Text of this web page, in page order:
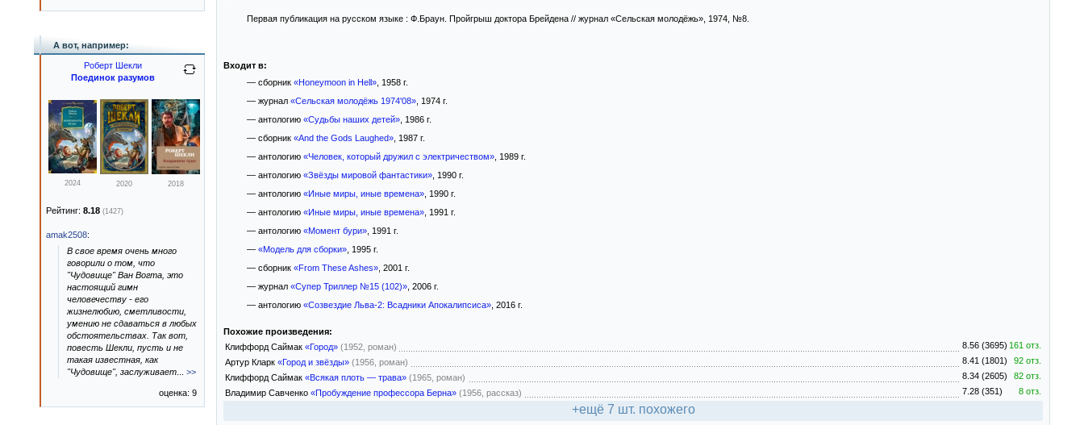
Первая публикация на русском языке : Ф.Браун. Пройгрыш доктора Брейдена // журнал «Сельская молодёжь», 1974, №8.
Входит в:
— сборник «Honeymoon in Hell», 1958 г.
— журнал «Сельская молодёжь 1974'08», 1974 г.
— антологию «Судьбы наших детей», 1986 г.
— сборник «And the Gods Laughed», 1987 г.
— антологию «Человек, который дружил с электричеством», 1989 г.
— антологию «Звёзды мировой фантастики», 1990 г.
— антологию «Иные миры, иные времена», 1990 г.
— антологию «Иные миры, иные времена», 1991 г.
— антологию «Момент бури», 1991 г.
— «Модель для сборки», 1995 г.
— сборник «From These Ashes», 2001 г.
— журнал «Супер Триллер №15 (102)», 2006 г.
— антологию «Созвездие Льва-2: Всадники Апокалипсиса», 2016 г.
Похожие произведения:
Клиффорд Саймак «Город» (1952, роман) 8.56 (3695) 161 отз.
Артур Кларк «Город и звёзды» (1956, роман) 8.41 (1801)
92 отз.
Клиффорд Саймак «Всякая плоть — трава» (1965, роман) 8.34 (2605)
82 отз.
Владимир Савченко «Пробуждение профессора Берна» (1956, рассказ) 7.28 (351) 8 отз.
+ещё 7 шт. похожего
А вот, например:
Роберт Шекли
Поединок разумов
2024 2020 2018
Рейтинг: 8.18 (1427)
amak2508:
В свое время очень много
говорили о том, что
"Чудовище" Ван Вогта, это
настоящий гимн
человечеству - его
жизнелюбию, сметливости,
умению не сдаваться в любых
обстоятельствах. Так вот,
повесть Шекли, пусть и не
такая известная, как
"Чудовище", заслуживает
>>
оценка: 9